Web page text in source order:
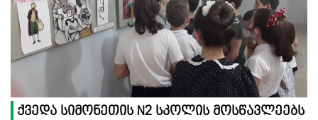
ქვედა სიმონეთის N2 სკოლის მოსწავლეებს